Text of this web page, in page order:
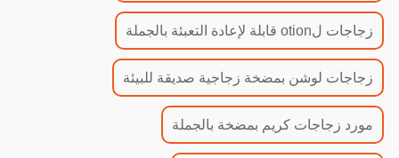
زجاجات لotion قابلة لإعادة التعبئة بالجملة
زجاجات لوشن بمضخة زجاجية صديقة للبيئة
مورد زجاجات كريم بمضخة بالجملة